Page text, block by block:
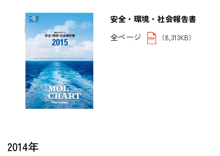
安全・環境・社会報告書
全ページ
（8,313KB）
2014年